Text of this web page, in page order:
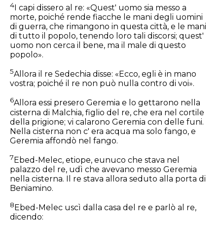
4I capi dissero al re: «Quest' uomo sia messo a
morte, poiché rende fiacche le mani degli uomini
di guerra, che rimangono in questa città, e le mani
di tutto il popolo, tenendo loro tali discorsi; quest'
uomo non cerca il bene, ma il male di questo
popolo».
5Allora il re Sedechia disse: «Ecco, egli è in mano
vostra; poiché il re non può nulla contro di voi».
6Allora essi presero Geremia e lo gettarono nella
cisterna di Malchia, figlio del re, che era nel cortile
della prigione; vi calarono Geremia con delle funi.
Nella cisterna non c' era acqua ma solo fango, e
Geremia affondò nel fango.
7Ebed-Melec, etiope, eunuco che stava nel
palazzo del re, udì che avevano messo Geremia
nella cisterna. Il re stava allora seduto alla porta di
Beniamino.
8 Ebed-Melec uscì dalla casa del re e parlò al re,
dicendo: